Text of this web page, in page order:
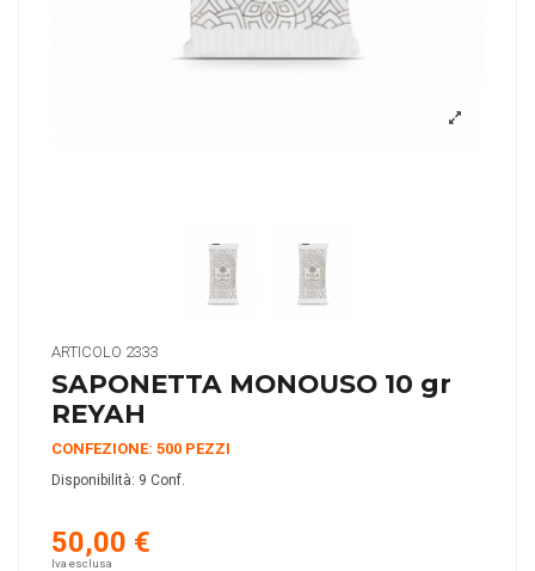
ARTICOLO 2333
SAPONETTA MONOUSO 10 gr
REYAH
CONFEZIONE: 500 PEZZI
Disponibilità: 9 Conf.
50,00 €
Iva esclusa